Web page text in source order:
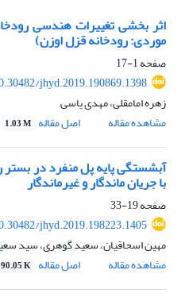
اثر بخشی تغییرات هندسی
موردی: رودخانه قزل‏‏ اوزن)
صفحه1-17
jhyd.2019.190869.1398
زهره امامقلی، مهدی یاسی
مشاهده مقاله
اصل مقاله 1.03 M
آبشستگی پایه پل منفرد در
با جریان ماندگار و غیرماندگار
صفحه19-33
jhyd.2019.198223.1405
مهین اسحاقیان، سعید گوهری، سید
مشاهده مقاله
اصل مقاله K